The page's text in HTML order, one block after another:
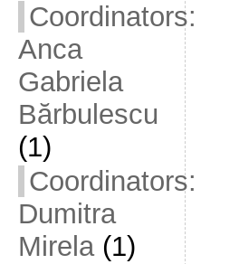
Coordinators:
Anca
Gabriela
Bărbulescu
(1)
Coordinators:
Dumitra
Mirela(1)